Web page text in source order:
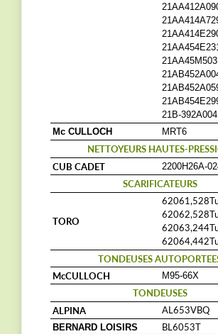
21AA454E231
21B-392A004
Mc CULLOCH
MRT6
NETTOYEURS HAUTES-
CUB CADET
2200H26A-
SCARIFICATEURS
TORO
TONDEUSES
McCULLOCH
M95-66X
TONDEUSES
ALPINA
AL653VBQ
BERNARD LOISIRS BL6053T